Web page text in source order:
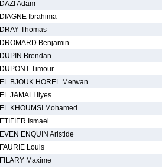
DAZI Adam
DIAGNE Ibrahima
DRAY Thomas
DROMARD Benjamin
DUPIN Brendan
DUPONT Timour
EL BJOUK HOREL Merwan
EL JAMALI Ilyes
EL KHOUMSI Mohamed
ETIFIER Ismael
EVEN ENQUIN Aristide
FAURIE Louis
FILARY Maxime